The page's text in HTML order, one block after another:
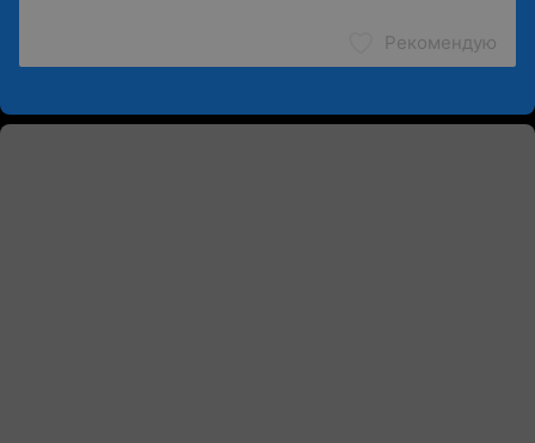
Рекомендую